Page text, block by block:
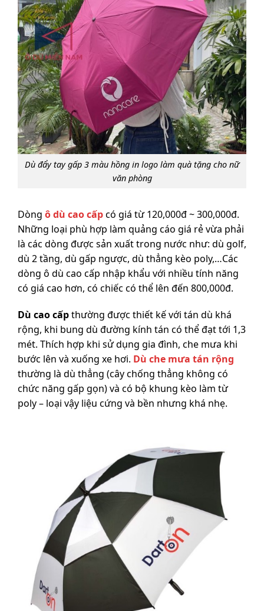
Dù đẩy tay gấp 3 màu hồng in logo làm quà tặng cho nữ
văn phòng
Dòng ô dù cao cấpcó giá từ 120,000đ ~ 300,000đ.
Những loại phù hợp làm quảng cáo giá rẻ vừa phải
là các dòng được sản xuất trong nước như: dù golf,
dù 2 tầng, dù gấp ngược, dù thẳng kèo poly,…Các
dòng ô dù cao cấp nhập khẩu với nhiều tính năng
có giá cao hơn, có chiếc có thể lên đến 800,000đ.
Dù cao cấpthường được thiết kế với tán dù khá
rộng, khi bung dù đường kính tán có thể đạt tới 1,3
mét. Thích hợp khi sử dụng gia đình, che mưa khi
bước lên và xuống xe hơi. Dù che mưa tán rộng
thường là dù thẳng (cây chống thẳng không có
chức năng gấp gọn) và có bộ khung kèo làm từ
poly – loại vậy liệu cứng và bền nhưng khá nhẹ.